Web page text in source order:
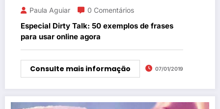
Paula Aguiar 0 Comentários
Especial Dirty Talk: 50 exemplos de frases
para usar online agora
Consulte mais informação 07/01/2019